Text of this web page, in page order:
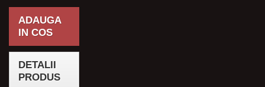
ADAUGA
IN COS
DETALII
PRODUS